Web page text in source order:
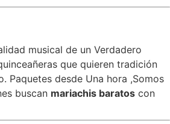
musical de un Verdadero
que quieren tradición
Paquetes desde Una hora ,Somos
buscan mariachis baratos con